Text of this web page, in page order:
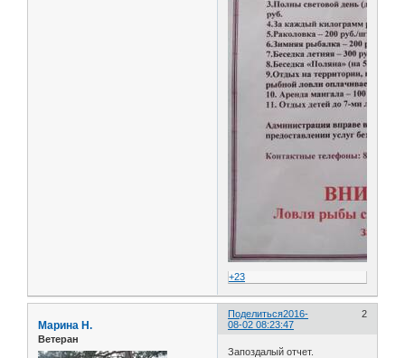
+23
Поделиться 2
2016-
08-02 08:23:47
Марина Н.
Ветеран
Запоздалый отчет.